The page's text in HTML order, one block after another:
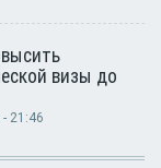
визы до
21:46